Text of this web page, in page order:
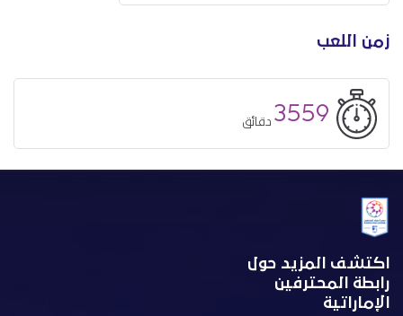
زمن اللعب
3559 دقائق
اكتشف المزيد حول
رابطة المحترفين
الإماراتية